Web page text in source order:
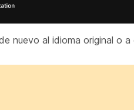
nuevo al idioma original o